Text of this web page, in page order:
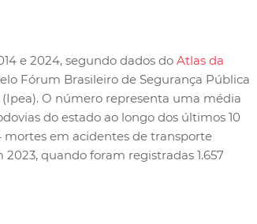
e 2024, segundo dados do Atlas da
Fórum Brasileiro de Segurança Pública
O número representa uma média
do estado ao longo dos últimos 10
mortes em acidentes de transporte
quando foram registradas 1.657